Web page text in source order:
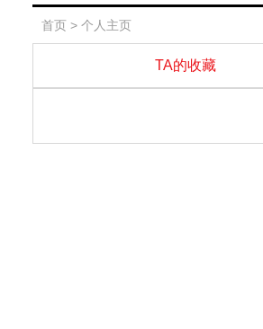
首页 > 个人主页
TA的收藏